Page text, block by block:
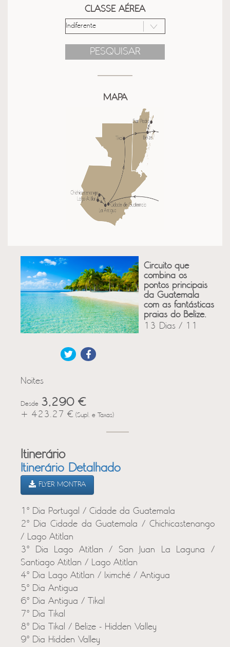
CLASSE AÉREA
PESQUISAR
MAPA
Circuito que
combina os
pontos principais
da Guatemala
com as fantásticas
praias do Belize.
13 Dias / 11
Noites
Desde 3,290 €
+ 423.27 € (Supl. e Taxas)
Itinerário
Itinerário Detalhado
FLYER MONTRA
1º Dia Portugal / Cidade da Guatemala
2º Dia Cidade da Guatemala / Chichicastenango
/ Lago Atitlan
3º Dia Lago Atitlan / San Juan La Laguna /
Santiago Atitlan / Lago Atitlan
4º Dia Lago Atitlan / Iximché / Antigua
5º Dia Antigua
6º Dia Antigua / Tikal
7º Dia Tikal
8º Dia Tikal / Belize - Hidden Valley
9º Dia Hidden Valley